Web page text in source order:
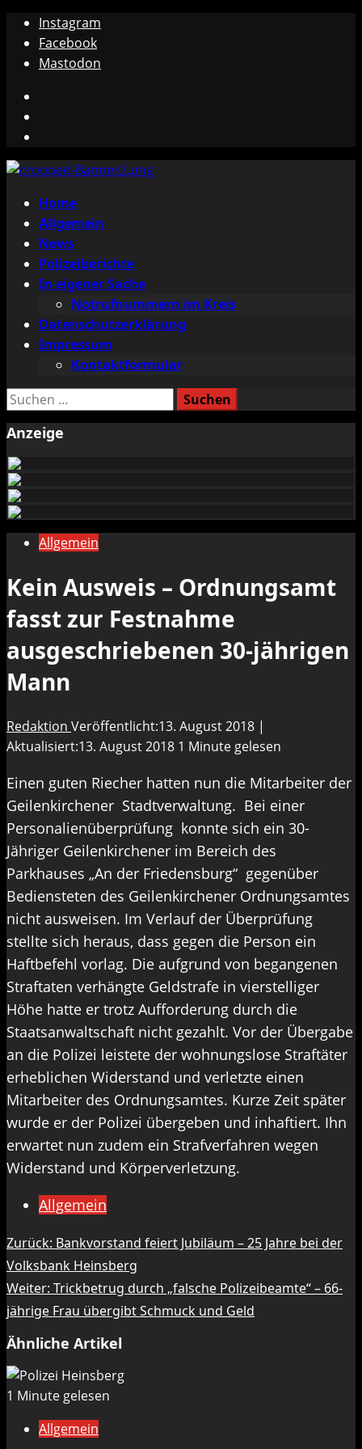
Zum
Inhalt
springen
Instagram
Facebook
Mastodon
Primäres
Menü
Home
Allgemein
News
Polizeiberichte
In eigener Sache
Notrufnummern im Kreis
Datenschutzerklärung
Impressum
Kontaktformular
Suchen
Anzeige
Allgemein
Kein Ausweis – Ordnungsamt
fasst zur Festnahme
ausgeschriebenen 30-jährigen
Mann
Redaktion Veröffentlicht:13. August 2018 |
Aktualisiert:13. August 2018 1 Minute gelesen
Einen guten Riecher hatten nun die Mitarbeiter der
Geilenkirchener Stadtverwaltung. Bei einer
Personalienüberprüfung konnte sich ein 30-
Jähriger Geilenkirchener im Bereich des
Parkhauses „An der Friedensburg“ gegenüber
Bediensteten des Geilenkirchener Ordnungsamtes
nicht ausweisen. Im Verlauf der Überprüfung
stellte sich heraus, dass gegen die Person ein
Haftbefehl vorlag. Die aufgrund von begangenen
Straftaten verhängte Geldstrafe in vierstelliger
Höhe hatte er trotz Aufforderung durch die
Staatsanwaltschaft nicht gezahlt. Vor der Übergabe
an die Polizei leistete der wohnungslose Straftäter
erheblichen Widerstand und verletzte einen
Mitarbeiter des Ordnungsamtes. Kurze Zeit später
wurde er der Polizei übergeben und inhaftiert. Ihn
erwartet nun zudem ein Strafverfahren wegen
Widerstand und Körperverletzung.
Allgemein
Beitragsnavigation
Zurück: Bankvorstand feiert Jubiläum – 25 Jahre bei der
Volksbank Heinsberg
Weiter: Trickbetrug durch „falsche Polizeibeamte“ – 66-
jährige Frau übergibt Schmuck und Geld
Ähnliche Artikel
1 Minute gelesen
Allgemein